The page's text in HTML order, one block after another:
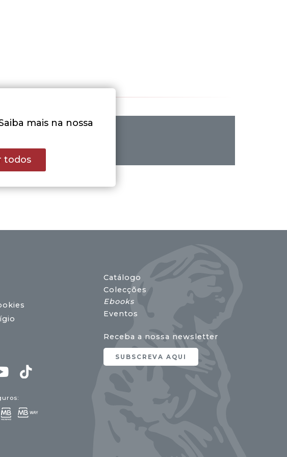
Catálogo
Colecções
Ebooks
Eventos
Receba a nossa newsletter
SUBSCREVA AQUI
mais na nossa
todos